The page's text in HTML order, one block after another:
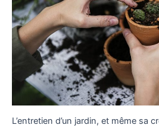
L’entretien d’un jardin, et même sa